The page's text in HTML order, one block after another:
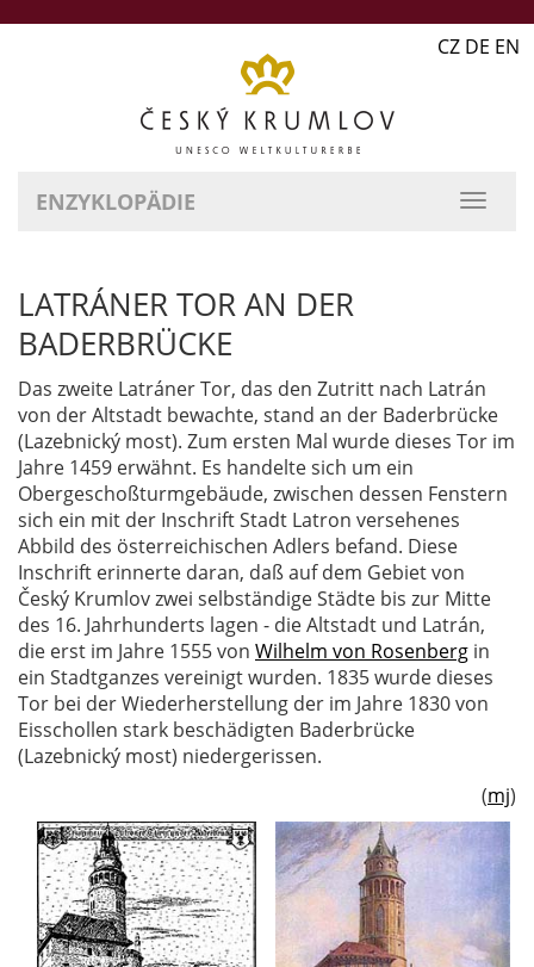
CZ DE EN
ENZYKLOPÄDIE
LATRÁNER TOR AN DER
BADERBRÜCKE
Das zweite Latráner Tor, das den Zutritt nach Latrán
von der Altstadt bewachte, stand an der Baderbrücke
(Lazebnický most). Zum ersten Mal wurde dieses Tor im
Jahre 1459 erwähnt. Es handelte sich um ein
Obergeschoßturmgebäude, zwischen dessen Fenstern
sich ein mit der Inschrift Stadt Latron versehenes
Abbild des österreichischen Adlers befand. Diese
Inschrift erinnerte daran, daß auf dem Gebiet von
Český Krumlov zwei selbständige Städte bis zur Mitte
des 16. Jahrhunderts lagen - die Altstadt und Latrán,
die erst im Jahre 1555 von Wilhelm von Rosenberg in
ein Stadtganzes vereinigt wurden. 1835 wurde dieses
Tor bei der Wiederherstellung der im Jahre 1830 von
Eisschollen stark beschädigten Baderbrücke
(Lazebnický most) niedergerissen.
(mj)